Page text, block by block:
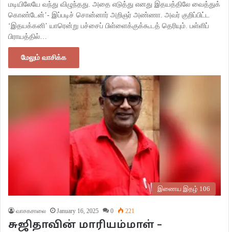
மடியிலேயே வந்து விழுந்தது. அதை எடுத்து எனது இதயத்திலே வைத்துக்
கொண்டேன்’- இப்படிச் சொன்னார் அறிஞர் அண்ணா. அவர் குறிப்பிட்ட
‘இதயக்கனி’ யாரென்று பச்சைப் பிள்ளைக்குக்கூடத் தெரியும். பள்ளிப்
பிராயத்தில்…
மேலும் வாசிக்க
இணைய இதழ் 106
வாசகசாலை January 16, 2025 0 221
சுஜிதாவின் மாரியம்மாள் –